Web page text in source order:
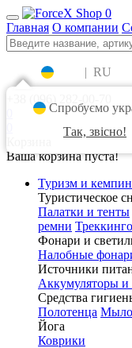
0
Главная О компании
| RU
+38 (096) 282-00-70
Ваша корзина пуста!
Туризм и
Туристическое
Палатки и тенты
ремни
Фонари и
Налобные
Источники
Аккумуляторы и
Средства
Полотенца Мыло
Йога
Коврики
Спробуємо
Так, звісно!